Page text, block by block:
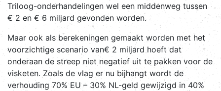
Triloog-onderhandelingen wel een middenweg tussen
€ 2 en € 6 miljard gevonden worden.
Maar ook als berekeningen gemaakt worden met het
voorzichtige scenario van€ 2 miljard hoeft dat
onderaan de streep niet negatief uit te pakken voor de
visketen. Zoals de vlag er nu bijhangt wordt de
verhouding 70% EU – 30% NL-geld gewijzigd in 40%